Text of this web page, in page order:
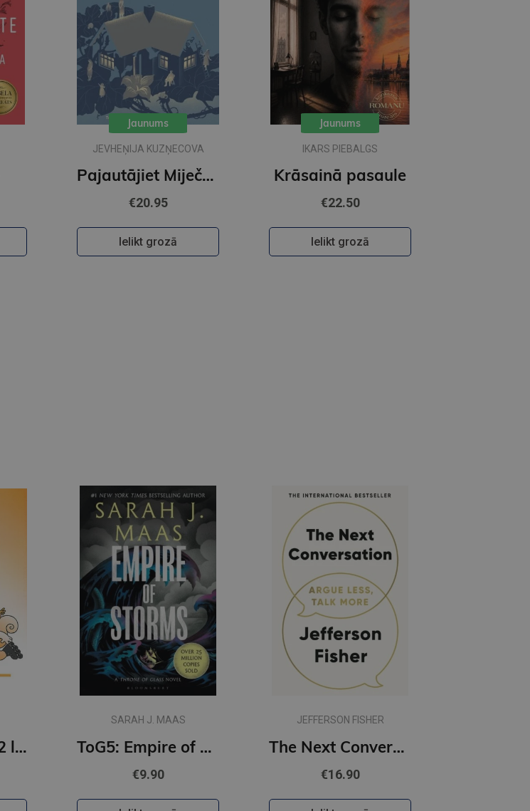
Jaunums
JEVHEŅIJA KUZŅECOVA
Pajautājiet Miječkai
€20.95
Ielikt grozā
Jaunums
IKARS PIEBALGS
Krāsainā pasaule
€22.50
Ielikt grozā
Burtnīca 1.kl. 12 lapas lielrūtiņu
SARAH J. MAAS
ToG5: Empire of Storms: From the best-selling author of A Court of Thorns and Roses
€9.90
JEFFERSON FISHER
The Next Conversation : Argue Less, Talk More
€16.90